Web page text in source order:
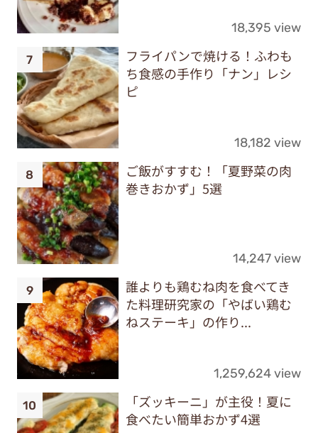
18,395 view
フライパンで焼ける！ふわも
ち食感の手作り「ナン」レシ
ピ
18,182 view
ご飯がすすむ！「夏野菜の肉
巻きおかず」5選
14,247 view
誰よりも鶏むね肉を食べてき
た料理研究家の「やばい鶏む
ねステーキ」の作り...
1,259,624 view
「ズッキーニ」が主役！夏に
食べたい簡単おかず4選